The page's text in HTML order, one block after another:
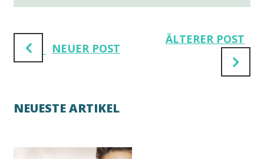
NEUER POST
ÄLTERER POST
NEUESTE ARTIKEL